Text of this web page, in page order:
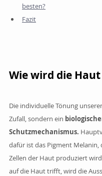
besten?
Fazit
Wie wird die
Die individuelle Tönung
Zufall, sondern ein
Schutzmechanismus.
dafür ist das Pigment Melanin,
Zellen der Haut produziert
auf die Haut trifft, wird die